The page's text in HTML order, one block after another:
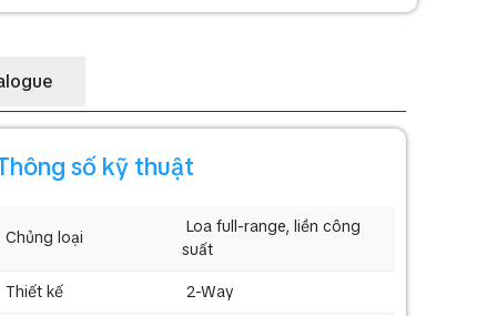
số kỹ thuật
Chủng loại
Loa full-range, liền công
suất
Thiết kế 2-Way